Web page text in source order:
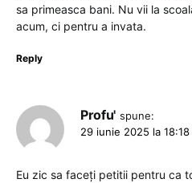
sa primeasca bani. Nu vii la
acum, ci pentru a invata.
Reply
Profu' spune:
29 iunie 2025 la 18:18
Eu zic sa faceți petitii pentru ca